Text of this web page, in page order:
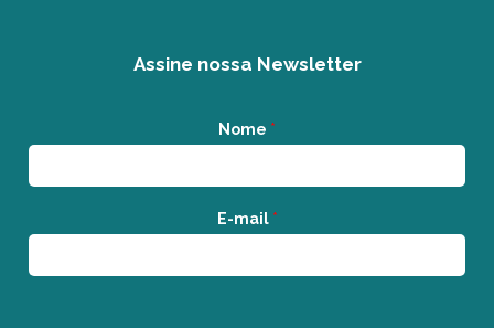
Assine nossa Newsletter
Nome *
E-mail *